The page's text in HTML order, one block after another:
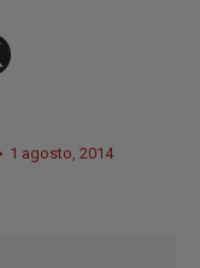
1 agosto, 2014